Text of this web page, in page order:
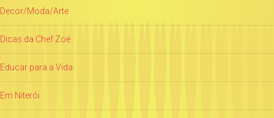
Decor/Moda/Arte
Dicas da Chef Zoë
Educar para a Vida
Em Niterói